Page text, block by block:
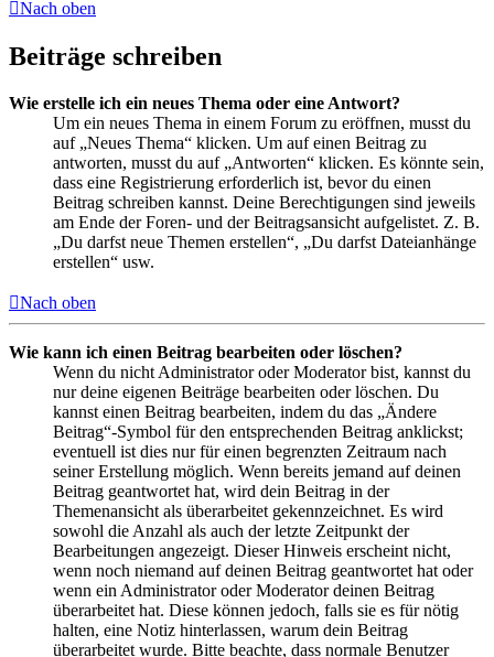
Nach oben
Beiträge schreiben
Wie erstelle ich ein neues Thema oder eine Antwort?
Um ein neues Thema in einem Forum zu eröffnen, musst du
auf „Neues Thema“ klicken. Um auf einen Beitrag zu
antworten, musst du auf „Antworten“ klicken. Es könnte sein,
dass eine Registrierung erforderlich ist, bevor du einen
Beitrag schreiben kannst. Deine Berechtigungen sind jeweils
am Ende der Foren- und der Beitragsansicht aufgelistet. Z. B.
„Du darfst neue Themen erstellen“, „Du darfst Dateianhänge
erstellen“ usw.
Nach oben
Wie kann ich einen Beitrag bearbeiten oder löschen?
Wenn du nicht Administrator oder Moderator bist, kannst du
nur deine eigenen Beiträge bearbeiten oder löschen. Du
kannst einen Beitrag bearbeiten, indem du das „Ändere
Beitrag“-Symbol für den entsprechenden Beitrag anklickst;
eventuell ist dies nur für einen begrenzten Zeitraum nach
seiner Erstellung möglich. Wenn bereits jemand auf deinen
Beitrag geantwortet hat, wird dein Beitrag in der
Themenansicht als überarbeitet gekennzeichnet. Es wird
sowohl die Anzahl als auch der letzte Zeitpunkt der
Bearbeitungen angezeigt. Dieser Hinweis erscheint nicht,
wenn noch niemand auf deinen Beitrag geantwortet hat oder
wenn ein Administrator oder Moderator deinen Beitrag
überarbeitet hat. Diese können jedoch, falls sie es für nötig
halten, eine Notiz hinterlassen, warum dein Beitrag
überarbeitet wurde. Bitte beachte, dass normale Benutzer